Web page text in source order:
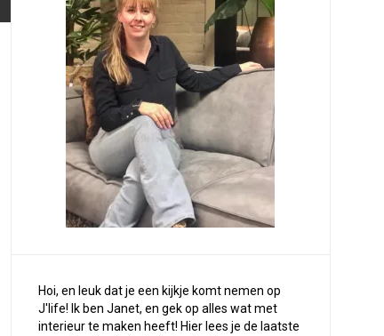
Hoi, en leuk dat je een kijkje komt nemen op
J'life! Ik ben Janet, en gek op alles wat met
interieur te maken heeft! Hier lees je de laatste